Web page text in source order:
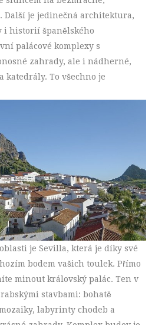
Další je jedinečná architektura,
i historií španělského
palácové komplexy s
zahrady, ale i nádherné,
katedrály. To všechno je
je Sevilla, která je díky své
bodem vašich toulek. Přímo
minout královský palác. Ten v
stavbami: bohatě
labyrinty chodeb a